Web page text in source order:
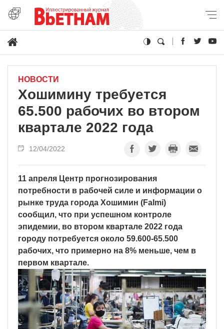
НОВОСТИ
Хошимину требуется
65.500 рабочих во втором
квартале 2022 года
12/04/2022
11 апреля Центр прогнозирования
потребности в рабочей силе и информации о
рынке труда города Хошимин (Falmi)
сообщил, что при успешном контроле
эпидемии, во втором квартале 2022 года
городу потребуется около 59.600-65.500
рабочих, что примерно на 8% меньше, чем в
первом квартале.